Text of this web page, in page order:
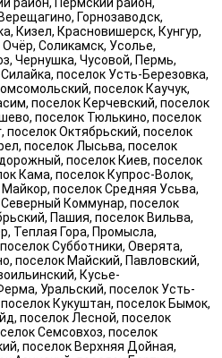
Горнозаводск,
Кизел, Красновишерск, Кунгур,
Соликамск, Усолье,
Чернушка, Чусовой, Пермь,
поселок Усть-Березовка,
поселок Каучук,
поселок Керчевский, поселок
поселок Тюлькино, поселок
Октябрьский, поселок
поселок Лысьва, поселок
поселок Киев, поселок
Кама, поселок Купрос-Волок,
поселок Средняя Усьва,
Коммунар, поселок
Пашия, поселок Вильва,
Теплая Гора, Промысла,
Субботники, Оверята,
поселок Майский, Павловский,
Кусье-
Уральский, поселок Усть-
Кукуштан, поселок Бымок,
поселок Лесной, поселок
Семсовхоз, поселок
поселок Верхняя Дойная,